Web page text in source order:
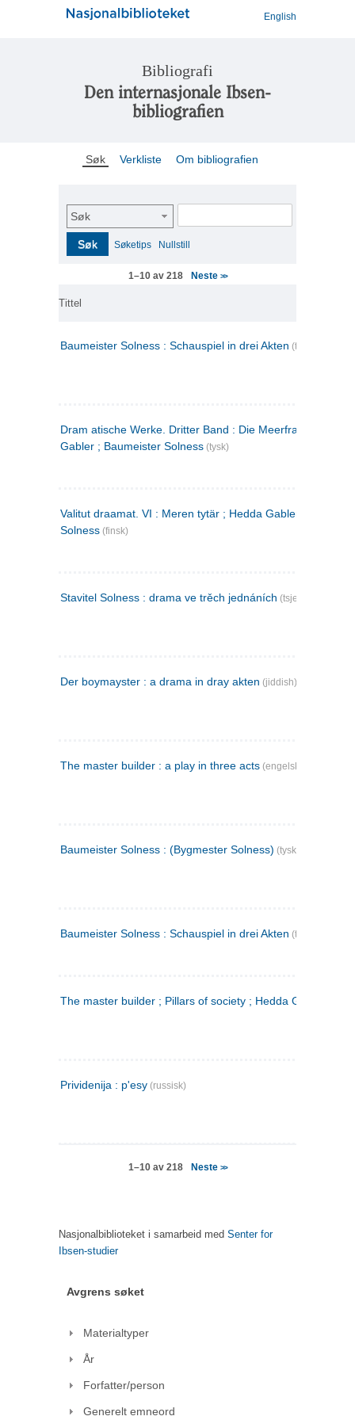
English
Bibliografi
Den internasjonale Ibsen-
bibliografien
Søk Verkliste Om bibliografien
Søk
Søk Søketips Nullstill
1–10 av 218 Neste >>
Tittel
Baumeister Solness : Schauspiel in drei Akten (tysk)
Dram atische Werke. Dritter Band : Die Meerfrau ; Hedda
Gabler ; Baumeister Solness (tysk)
Valitut draamat. VI : Meren tytär ; Hedda Gabler ;
Solness (finsk)
Stavitel Solness : drama ve trěch jednáních (tsjekkisk)
Der boymayster : a drama in dray akten (jiddish)
The master builder : a play in three acts (engelsk)
Baumeister Solness : (Bygmester Solness) (tysk)
Baumeister Solness : Schauspiel in drei Akten (tysk)
The master builder ; Pillars of society ; Hedda Gabler
Prividenija : p'esy (russisk)
1–10 av 218 Neste >>
Nasjonalbiblioteket i samarbeid med Senter for
Ibsen-studier
Avgrens søket
Materialtyper
År
Forfatter/person
Generelt emneord